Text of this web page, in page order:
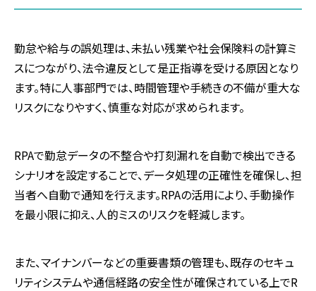
勤怠や給与の誤処理は、未払い残業や社会保険料の計算ミ
スにつながり、法令違反として是正指導を受ける原因となり
ます。特に人事部門では、時間管理や手続きの不備が重大な
リスクになりやすく、慎重な対応が求められます。
RPAで勤怠データの不整合や打刻漏れを自動で検出できる
シナリオを設定することで、データ処理の正確性を確保し、担
当者へ自動で通知を行えます。RPAの活用により、手動操作
を最小限に抑え、人的ミスのリスクを軽減します。
また、マイナンバーなどの重要書類の管理も、既存のセキュ
リティシステムや通信経路の安全性が確保されている上でR